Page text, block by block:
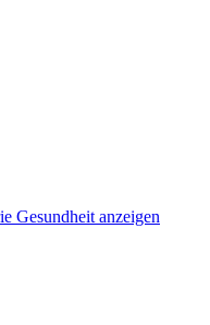
Gesundheit anzeigen